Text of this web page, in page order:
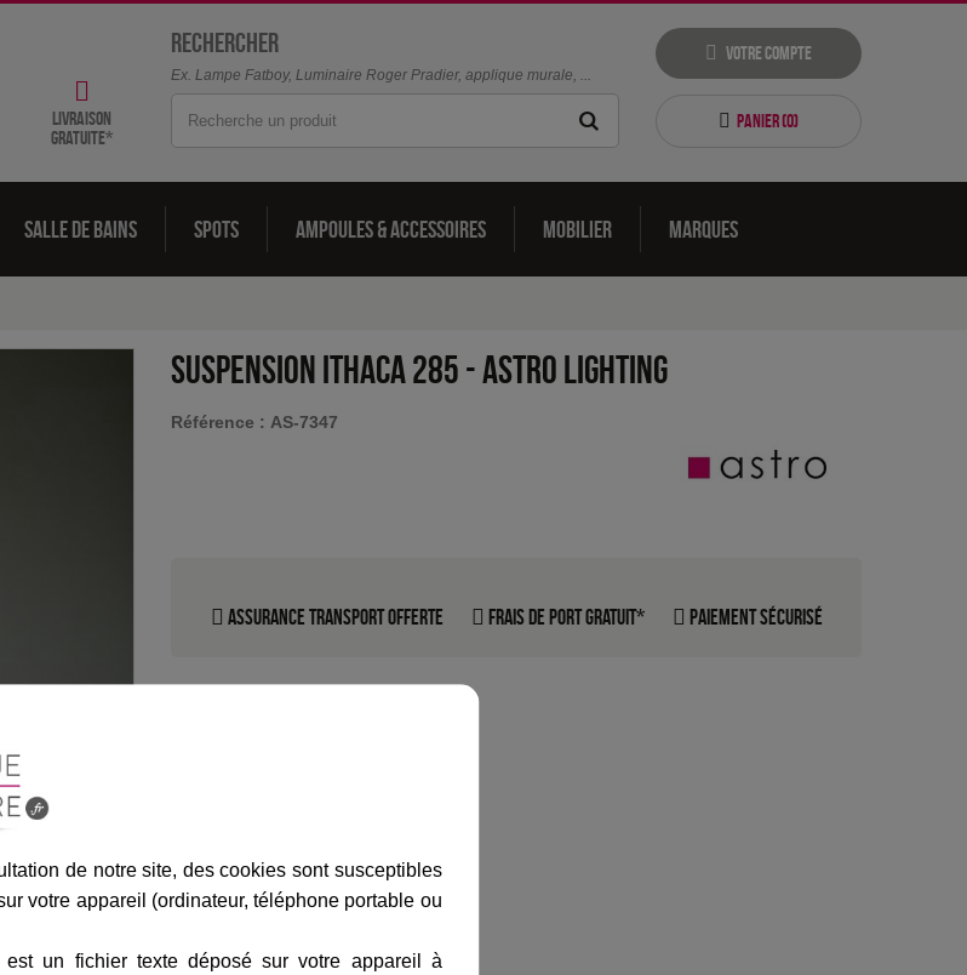
livraison
gratuite*
Rechercher
Ex. Lampe Fatboy, Luminaire Roger Pradier, applique murale, ...
Votre compte
Panier (0)
Salle de bains Spots Ampoules & accessoires Mobilier Marques
Suspension Ithaca 285 -Astro Lighting
Référence : AS-7347
Assurance transport offerte Frais de port gratuit* Paiement sécurisé
de notre site, des cookies sont susceptibles
votre appareil (ordinateur, téléphone portable ou
un fichier texte déposé sur votre appareil à